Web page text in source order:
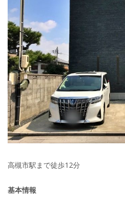
高槻市駅まで徒歩12分
基本情報